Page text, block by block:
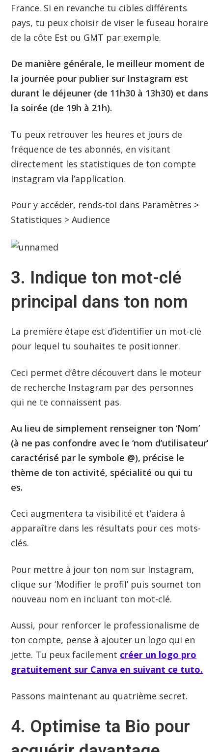
France. Si en revanche tu cibles différents
pays, tu peux choisir de viser le fuseau horaire
de la côte Est ou GMT par exemple.
De manière générale, le meilleur moment de
la journée pour publier sur Instagram est
durant le déjeuner (de 11h30 à 13h30) et dans
la soirée (de 19h à 21h).
Tu peux retrouver les heures et jours de
fréquence de tes abonnés, en visitant
directement les statistiques de ton compte
Instagram via l’application.
Pour y accéder, rends-toi dans Paramètres >
Statistiques > Audience
3. Indique ton mot-clé
principal dans ton nom
La première étape est d’identifier un mot-clé
pour lequel tu souhaites te positionner.
Ceci permet d’être découvert dans le moteur
de recherche Instagram par des personnes
qui ne te connaissent pas.
Au lieu de simplement renseigner ton ‘Nom’
(à ne pas confondre avec le ‘nom d’utilisateur’
caractérisé par le symbole @), précise le
thème de ton activité, spécialité ou qui tu
es.
Ceci augmentera ta visibilité et t’aidera à
apparaître dans les résultats pour ces mots-
clés.
Pour mettre à jour ton nom sur Instagram,
clique sur ‘Modifier le profil’ puis soumet ton
nouveau nom en incluant ton mot-clé.
Aussi, pour renforcer le professionalisme de
ton compte, pense à ajouter un logo qui en
jette. Tu peux facilement créer un logo pro
gratuitement sur Canva en suivant ce tuto.
Passons maintenant au quatrième secret.
4. Optimise ta Bio pour